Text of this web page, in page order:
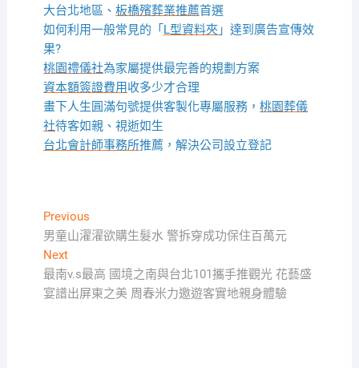
大台北地區、 板橋殯葬業推薦首選
如何利用一般常見的「 L型資料夾」達到廣告宣傳效
果?
桃園禮儀社為家屬提供最完善的規劃方案
資本額簽證費用收多少才合理
畫下人生圓滿句號提供客製化專屬服務， 桃園葬儀
社待客如親、視逝如生
台北會計師事務所推薦，解決公司設立登記
文
章
導
覽
PreviousPrevious
post:
男童山濯濯欲購生髮水 警拆穿成功保住百萬元
NextNext
post:
最南v.s最高 國境之南與台北101攜手推觀光 花藝盛
宴譜出屏東之美 周春米力邀遊客實地親身體驗